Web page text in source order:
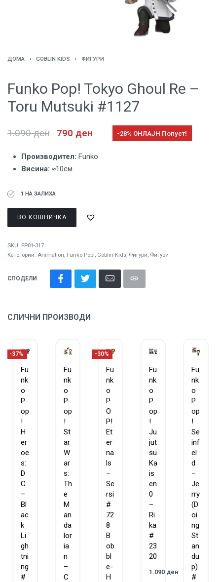
ДОМА › GOBLIN KIDS › ФИГУРИ
Funko Pop! Tokyo Ghoul Re –
Toru Mutsuki #1127
1.090ден 790 ден -28% ОНЛАЈН Попуст!
Производител: Funko
Висина: ≈10см.
1 НА ЗАЛИХА
ВО КОШНИЧКА
SKU: FP01-317
Категории: Animation, Funko Pop!, Goblin Kids, Фигури, Фигури
СПОДЕЛИ
СЛИЧНИ ПРОИЗВОДИ
-37%
Fu
nk
o
P
op
!
H
er
oe
s:
D
C
–
Bl
ac
k
Li
gh
tni
ng
#
Fu
nk
o
P
op
!
St
ar
W
ar
s:
Th
e
M
an
da
lor
ia
n
–
C
-30%
Fu
nk
o
P
O
P!
Et
er
na
ls
–
Se
rsi
#
72
8
B
ob
bl
e-
H
Fu
nk
o
P
op
!
Ju
jut
su
Ka
is
en
0
–
Ri
ka
#
23
20
1.090 ден
Fu
nk
o
P
op
!
Se
inf
el
d
–
Je
rry
(D
oi
ng
St
an
du
p)
#